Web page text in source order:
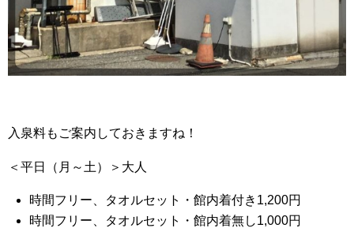
入泉料もご案内しておきますね！
＜平日（月～土）＞大人
時間フリー、タオルセット・館内着付き1,200円
時間フリー、タオルセット・館内着無し1,000円